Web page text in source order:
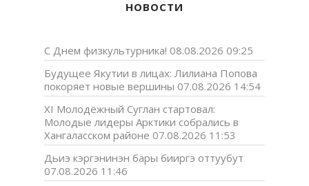
НОВОСТИ
С Днем физкультурника! 08.08.2026 09:25
Будущее Якутии в лицах: Лилиана Попова
покоряет новые вершины 07.08.2026 14:54
XI Молодёжный Суглан стартовал:
Молодые лидеры Арктики собрались в
Хангаласском районе 07.08.2026 11:53
Дьиэ кэргэнинэн бары бииргэ оттуубут
07.08.2026 11:46